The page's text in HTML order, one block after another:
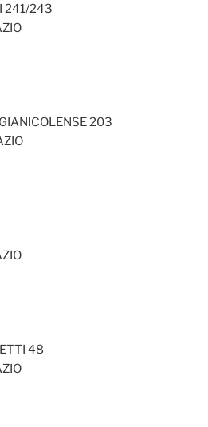
241/243
203
48